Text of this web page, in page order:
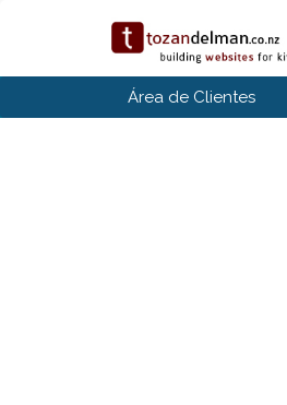
Área de Clientes